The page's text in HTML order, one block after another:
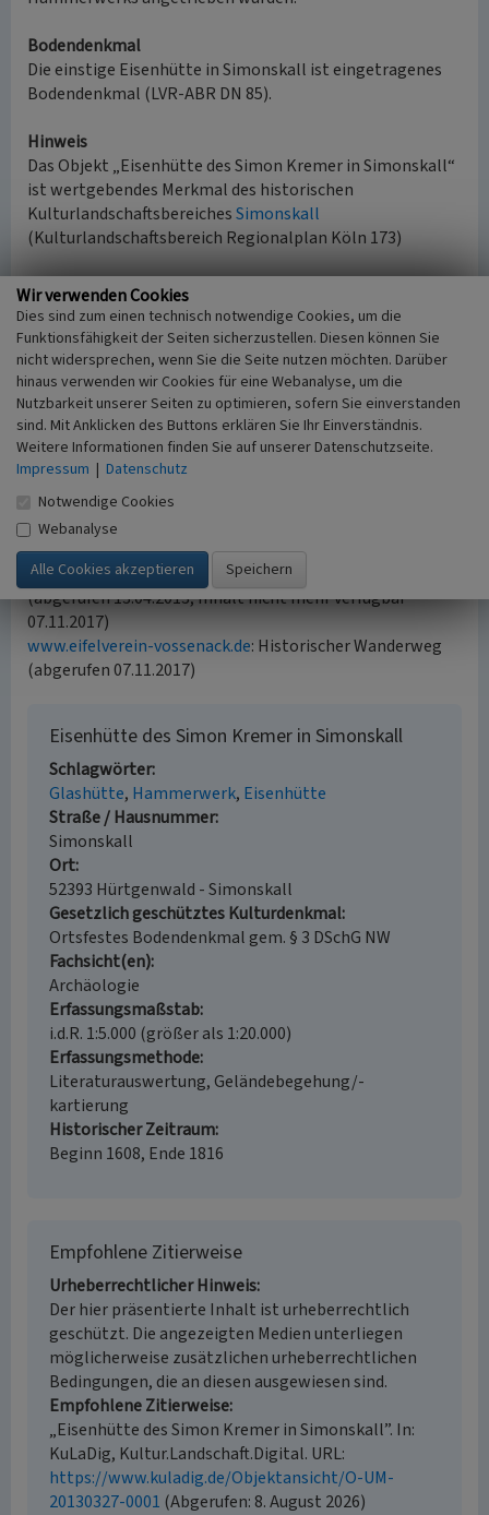
Bodendenkmal
Die einstige Eisenhütte in Simonskall ist eingetragenes
Bodendenkmal (LVR-ABR DN 85).
Hinweis
Das Objekt „Eisenhütte des Simon Kremer in Simonskall“
ist wertgebendes Merkmal des historischen
KulturlandschaftsbereichesSimonskall
(Kulturlandschaftsbereich Regionalplan Köln 173)
Der Eisenhüttenstandort ist an den „Historischen
Wanderweg“ angebunden. Dieser Rundwanderweg von
12,7 Kilometern Länge führt durch das malerische Kalltal
und verbindet verschiedene Zeugnisse der
Industriegeschichte rund um Simonskall. Die einstige
Eisenhütte des Simon Kremer ist Bodendenkmal der
ArchaeoRegion Nordeifel(Nr. 1).
(LVR-Amt für Bodendenkmalpflege im Rheinland, 2013)
Internet
de.wikipedia.org: Simonskall (abgerufen 13.04.2013)
www.eifelverein-vossenack.de: Historischer Wanderweg
(abgerufen 13.04.2013, Inhalt nicht mehr verfügbar
07.11.2017)
www.eifelverein-vossenack.de: Historischer Wanderweg
(abgerufen 07.11.2017)
Eisenhütte des Simon Kremer in Simonskall
Schlagwörter
Glashütte Hammerwerk Eisenhütte
Straße / Hausnummer
Simonskall
Ort
52393 Hürtgenwald - Simonskall
Gesetzlich geschütztes Kulturdenkmal
Ortsfestes Bodendenkmal gem. § 3 DSchG NW
Fachsicht(en)
Archäologie
Erfassungsmaßstab
i.d.R. 1:5.000 (größer als 1:20.000)
Erfassungsmethode
Literaturauswertung, Geländebegehung/-
kartierung
Historischer Zeitraum
Beginn 1608, Ende 1816
Empfohlene Zitierweise
Urheberrechtlicher Hinweis
Der hier präsentierte Inhalt ist urheberrechtlich
geschützt. Die angezeigten Medien unterliegen
möglicherweise zusätzlichen urheberrechtlichen
Bedingungen, die an diesen ausgewiesen sind.
Empfohlene Zitierweise
„Eisenhütte des Simon Kremer in Simonskall”. In:
KuLaDig, Kultur.Landschaft.Digital. URL:
https://www.kuladig.de/Objektansicht/O-UM-
20130327-0001 (Abgerufen: 8. August 2026)
Wir verwenden Cookies
Dies sind zum einen technisch notwendige Cookies, um die
Funktionsfähigkeit der Seiten sicherzustellen. Diesen können Sie
nicht widersprechen, wenn Sie die Seite nutzen möchten. Darüber
hinaus verwenden wir Cookies für eine Webanalyse, um die
Nutzbarkeit unserer Seiten zu optimieren, sofern Sie einverstanden
sind. Mit Anklicken des Buttons erklären Sie Ihr Einverständnis.
Weitere Informationen finden Sie auf unserer Datenschutzseite.
Impressum | Datenschutz
Notwendige Cookies
Webanalyse